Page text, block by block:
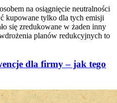
na osiągnięcie neutralności
kupowane tylko dla tych emisji
się zredukowane w żaden inny
planów redukcyjnych to
dla firmy – jak tego